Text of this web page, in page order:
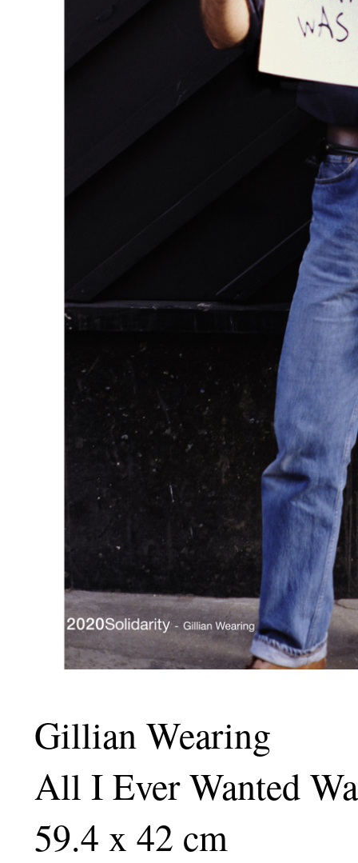
Gillian Wearing
All I Ever Wanted
59.4 x 42 cm